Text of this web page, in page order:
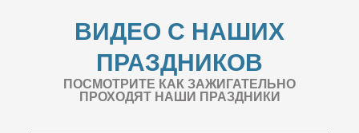
ВИДЕО С НАШИХ
ПРАЗДНИКОВ
ПОСМОТРИТЕ КАК ЗАЖИГАТЕЛЬНО
ПРОХОДЯТ НАШИ ПРАЗДНИКИ